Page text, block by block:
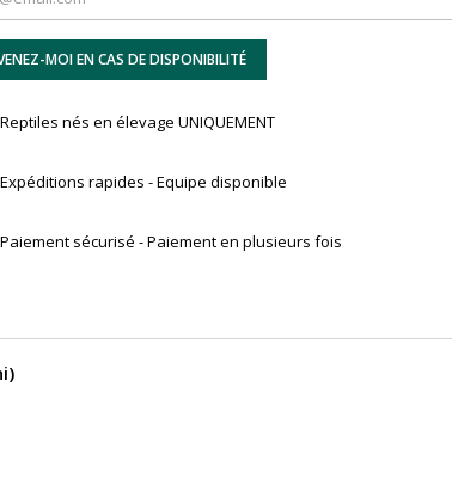
MOI EN CAS DE DISPONIBILITÉ
Reptiles nés en élevage UNIQUEMENT
Expéditions rapides - Equipe disponible
Paiement sécurisé - Paiement en plusieurs fois